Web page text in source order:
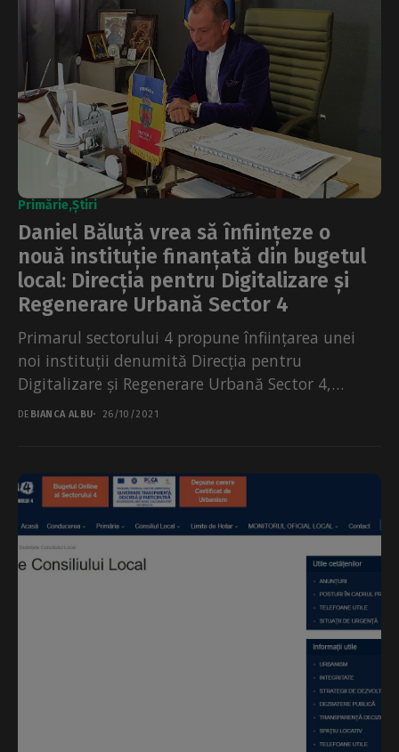
Primărie Știri
Daniel Băluță vrea să înființeze o
nouă instituție finanțată din bugetul
local: Direcția pentru Digitalizare și
Regenerare Urbană Sector 4
Primarul sectorului 4 propune înființarea unei
noi instituții denumită Direcția pentru
Digitalizare și Regenerare Urbană Sector 4,
finanțată integral din bugetul local. În...
DE BIANCA ALBU 26/10/2021